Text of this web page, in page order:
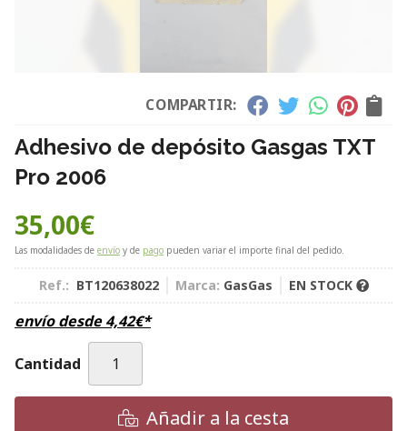
COMPARTIR:
Adhesivo de depósito Gasgas TXT
Pro 2006
35,00€
Las modalidades de envío y de pago pueden variar el importe final del pedido.
Ref.: BT120638022 Marca: GasGas EN STOCK
envío desde4,42€*
Cantidad
Añadir a la cesta